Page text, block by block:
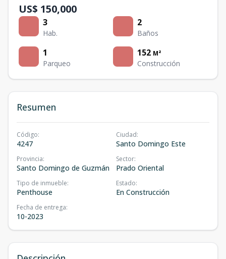
US$ 150,000
3
Hab.
2
Baños
1
Parqueo
152 M²
Construcción
Resumen
Código:
4247
Ciudad:
Santo Domingo Este
Provincia:
Santo Domingo de Guzmán
Sector:
Prado Oriental
Tipo de inmueble:
Penthouse
Estado:
En Construcción
Fecha de entrega:
10-2023